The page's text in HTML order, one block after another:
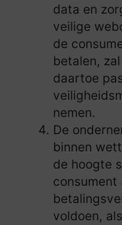
data en
veilige
de
betalen,
daartoe
nemen.
De
binnen
de hoogte
consument
voldoen,